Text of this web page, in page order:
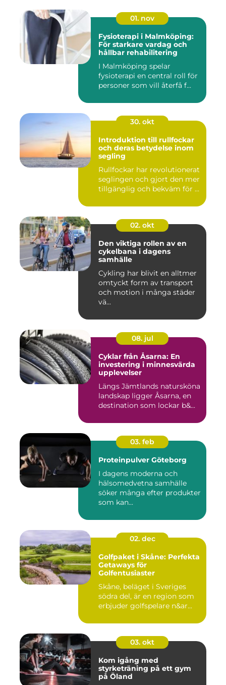
01. nov
Fysioterapi i Malmköping:
För starkare vardag och
hållbar rehabilitering
I Malmköping spelar
fysioterapi en central roll för
personer som vill återfå f...
30. okt
Introduktion till rullfockar
och deras betydelse inom
segling
Rullfockar har revolutionerat
seglingen och gjort den mer
tillgänglig och bekväm för ...
02. okt
Den viktiga rollen av en
cykelbana i dagens
samhälle
Cykling har blivit en alltmer
omtyckt form av transport
och motion i många städer
vä...
08. jul
Cyklar från Åsarna: En
investering i minnesvärda
upplevelser
Längs Jämtlands natursköna
landskap ligger Åsarna, en
destination som lockar b&...
03. feb
Proteinpulver Göteborg
I dagens moderna och
hälsomedvetna samhälle
söker många efter produkter
som kan...
02. dec
Golfpaket i Skåne: Perfekta
Getaways för
Golfentusiaster
Skåne, beläget i Sveriges
södra del, är en region som
erbjuder golfspelare n&ar...
03. okt
Kom igång med
styrketräning på ett gym
på Öland